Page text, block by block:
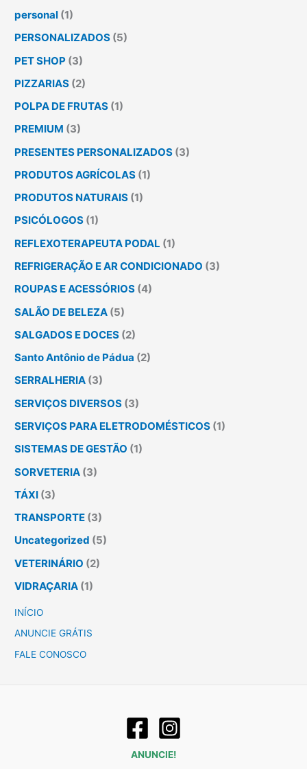
personal (1)
PERSONALIZADOS (5)
PET SHOP (3)
PIZZARIAS (2)
POLPA DE FRUTAS (1)
PREMIUM (3)
PRESENTES PERSONALIZADOS (3)
PRODUTOS AGRÍCOLAS (1)
PRODUTOS NATURAIS (1)
PSICÓLOGOS (1)
REFLEXOTERAPEUTA PODAL (1)
REFRIGERAÇÃO E AR CONDICIONADO (3)
ROUPAS E ACESSÓRIOS (4)
SALÃO DE BELEZA (5)
SALGADOS E DOCES (2)
Santo Antônio de Pádua (2)
SERRALHERIA (3)
SERVIÇOS DIVERSOS (3)
SERVIÇOS PARA ELETRODOMÉSTICOS (1)
SISTEMAS DE GESTÃO (1)
SORVETERIA (3)
TÁXI (3)
TRANSPORTE (3)
Uncategorized (5)
VETERINÁRIO (2)
VIDRAÇARIA (1)
INÍCIO
ANUNCIE GRÁTIS
FALE CONOSCO
ANUNCIE!